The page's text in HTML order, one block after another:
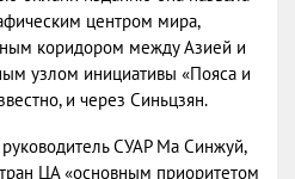
центром мира,
коридором между Азией и
узлом инициативы «Пояса и
и через Синьцзян.
СУАР Ма Синжуй,
ЦА «основным приоритетом